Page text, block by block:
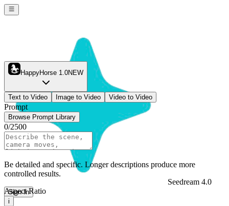
Seedream 4.0
Sign In
HappyHorse 1.0NEW
Text to Video Image to Video Video to Video
Prompt
Browse Prompt Library
0/2500
Be detailed and specific. Longer descriptions produce more
controlled results.
Aspect Ratio
i